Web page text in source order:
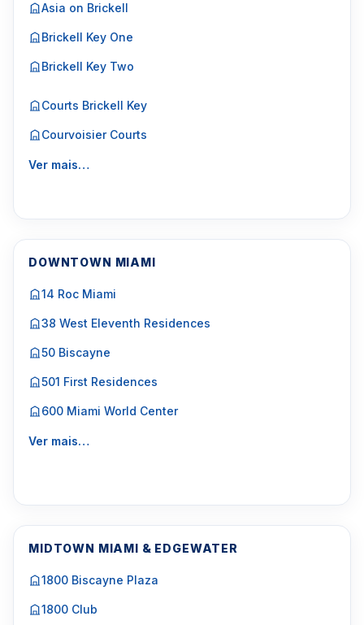
Asia on Brickell
Brickell Key One
Brickell Key Two
Courts Brickell Key
Courvoisier Courts
Ver mais…
DOWNTOWN MIAMI
14 Roc Miami
38 West Eleventh Residences
50 Biscayne
501 First Residences
600 Miami World Center
Ver mais…
MIDTOWN MIAMI & EDGEWATER
1800 Biscayne Plaza
1800 Club